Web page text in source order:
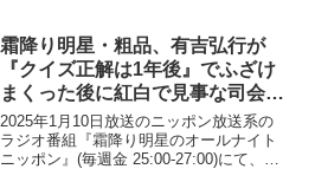
続けることに改めて驚いた理由につ...
霜降り明星・粗品、有吉弘行が
『クイズ正解は1年後』でふざけ
まくった後に紅白で見事な司会っ
ぷりを披露していたことを称賛
「仕事人や」
2025年1月10日放送のニッポン放送系の
ラジオ番組『霜降り明星のオールナイト
ニッポン』(毎週金 25:00-27:00)にて、お